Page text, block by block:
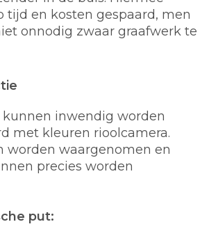
tijd en kosten gespaard, men
onnodig zwaar graafwerk te
inwendig worden
met kleuren rioolcamera.
worden waargenomen en
precies worden
put: